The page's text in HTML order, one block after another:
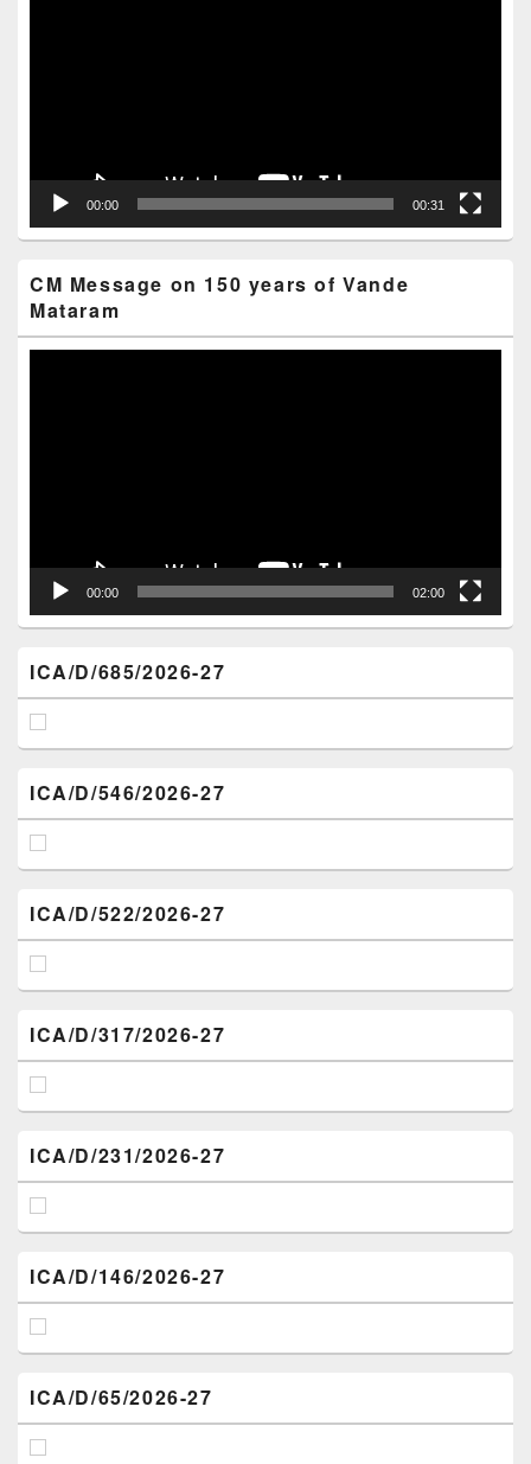
00:00 00:31
CM Message on 150 years of Vande
Mataram
00:00 02:00
ICA/D/685/2026-27
ICA/D/546/2026-27
ICA/D/522/2026-27
ICA/D/317/2026-27
ICA/D/231/2026-27
ICA/D/146/2026-27
ICA/D/65/2026-27